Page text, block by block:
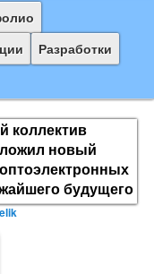
Разработки
коллектив
новый
будущего